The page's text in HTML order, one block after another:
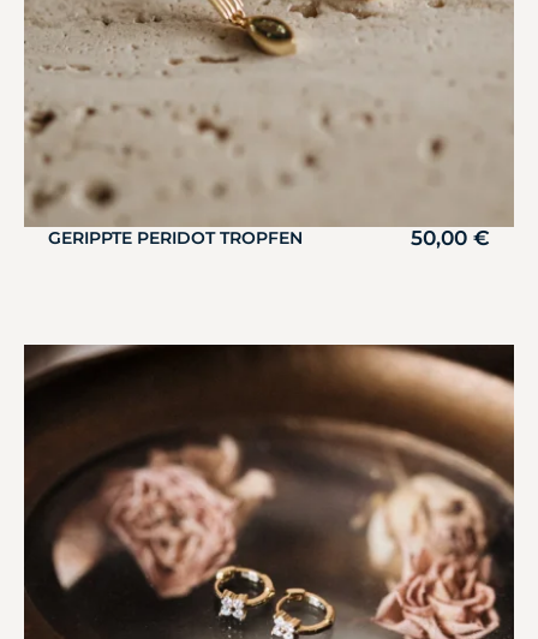
GERIPPTE PERIDOT TROPFEN 50,00 €